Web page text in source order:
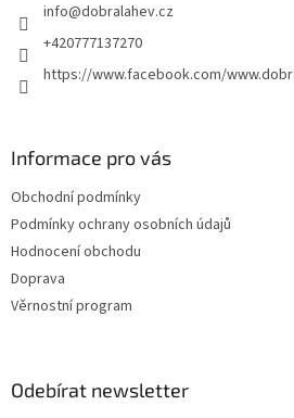
info@dobralahev.cz
+420777137270
https://www.facebook.com/
Informace pro vás
Obchodní podmínky
Podmínky ochrany osobních údajů
Hodnocení obchodu
Doprava
Věrnostní program
Odebírat newsletter